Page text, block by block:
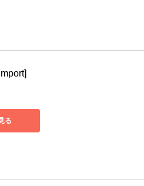
る